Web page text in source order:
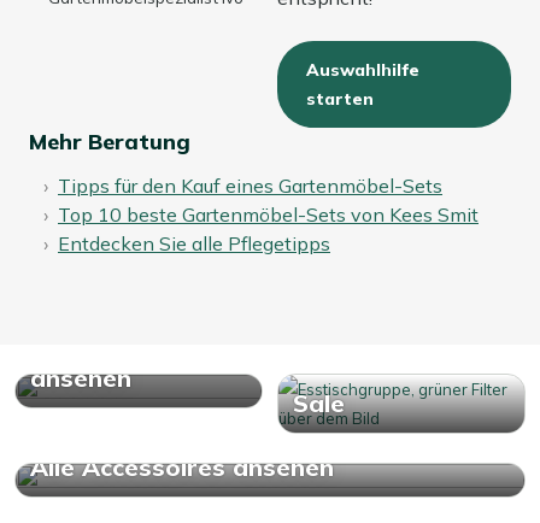
Auswahlhilfe
starten
Mehr Beratung
Tipps für den Kauf eines Gartenmöbel-Sets
Top 10 beste Gartenmöbel-Sets von Kees Smit
Entdecken Sie alle Pflegetipps
ansehen
Sale
Alle Accessoires ansehen